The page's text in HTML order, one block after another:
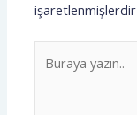
işaretlenmişlerdir